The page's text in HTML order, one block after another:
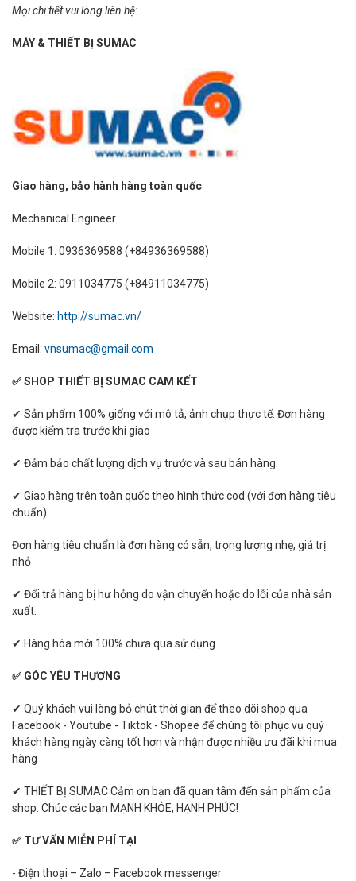
Mọi chi tiết vui lòng liên hệ:
MÁY & THIẾT BỊ SUMAC
Giao hàng, bảo hành hàng toàn quốc
Mechanical Engineer
Mobile 1: 0936369588 (+84936369588)
Mobile 2: 0911034775 (+84911034775)
Website: http://sumac.vn/
Email: vnsumac@gmail.com
✅ SHOP THIẾT BỊ SUMAC CAM KẾT
✔ Sản phẩm 100% giống với mô tả, ảnh chụp thực tế. Đơn hàng
được kiểm tra trước khi giao
✔ Đảm bảo chất lượng dịch vụ trước và sau bán hàng.
✔ Giao hàng trên toàn quốc theo hình thức cod (với đơn hàng tiêu
chuẩn)
Đơn hàng tiêu chuẩn là đơn hàng có sẵn, trọng lượng nhẹ, giá trị
nhỏ
✔ Đổi trả hàng bị hư hỏng do vận chuyển hoặc do lỗi của nhà sản
xuất.
✔ Hàng hóa mới 100% chưa qua sử dụng.
✅ GÓC YÊU THƯƠNG
✔ Quý khách vui lòng bỏ chút thời gian để theo dõi shop qua
Facebook - Youtube - Tiktok - Shopee để chúng tôi phục vụ quý
khách hàng ngày càng tốt hơn và nhận được nhiều ưu đãi khi mua
hàng
✔ THIẾT BỊ SUMAC Cảm ơn bạn đã quan tâm đến sản phẩm của
shop. Chúc các bạn MẠNH KHỎE, HẠNH PHÚC!
✅ TƯ VẤN MIỄN PHÍ TẠI
- Điện thoại – Zalo – Facebook messenger